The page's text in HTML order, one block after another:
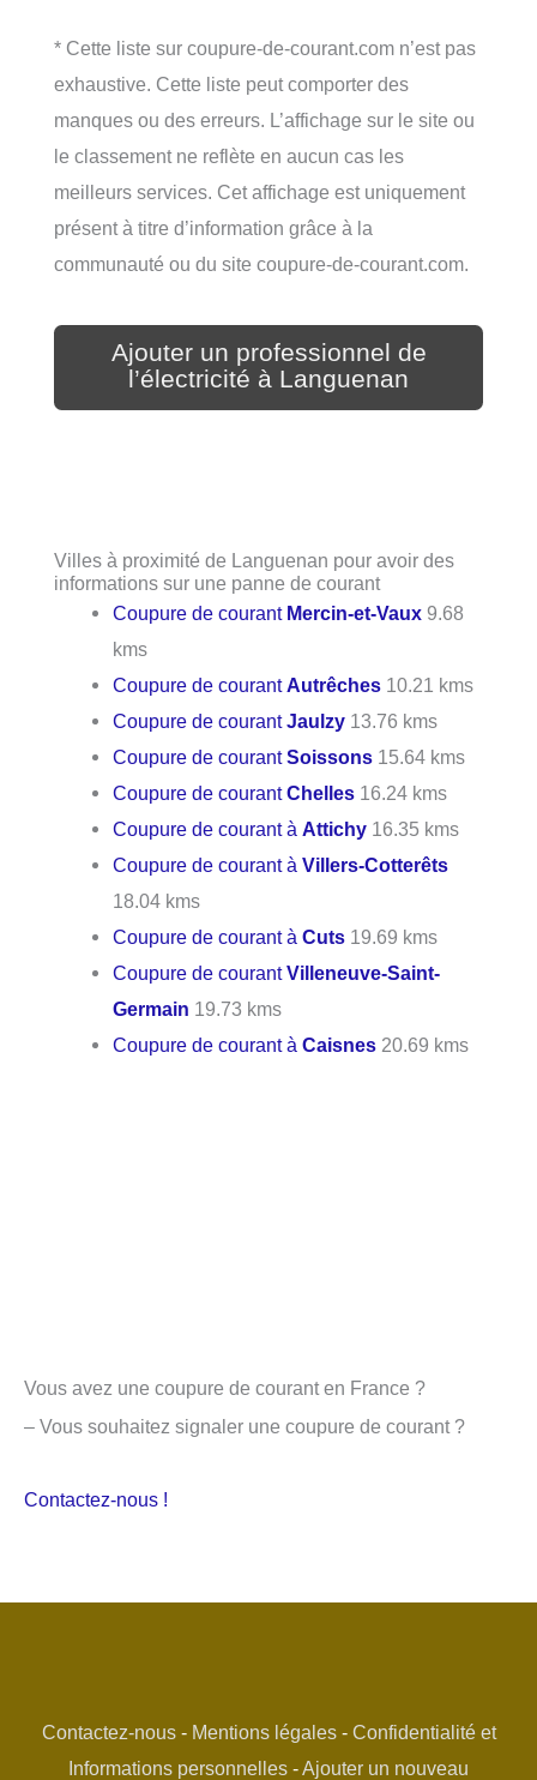
* Cette liste sur coupure-de-courant.com n’est pas
exhaustive. Cette liste peut comporter des
manques ou des erreurs. L’affichage sur le site ou
le classement ne reflète en aucun cas les
meilleurs services. Cet affichage est uniquement
présent à titre d’information grâce à la
communauté ou du site coupure-de-courant.com.
Ajouter un professionnel de
l’électricité à Languenan
Villes à proximité de Languenan pour avoir des
informations sur une panne de courant
Coupure de courant Mercin-et-Vaux 9.68
kms
Coupure de courantAutrêches 10.21 kms
Coupure de courantJaulzy 13.76 kms
Coupure de courantSoissons 15.64 kms
Coupure de courantChelles 16.24 kms
Coupure de courant àAttichy 16.35 kms
Coupure de courant àVillers-Cotterêts
18.04 kms
Coupure de courant àCuts 19.69 kms
Coupure de courantVilleneuve-Saint-
Germain 19.73 kms
Coupure de courant àCaisnes 20.69 kms
Vous avez une coupure de courant en France ?
– Vous souhaitez signaler une coupure de courant ?
Contactez-nous !
Contactez-nous- Mentions légales- Confidentialité et
Informations personnelles -Ajouter un nouveau